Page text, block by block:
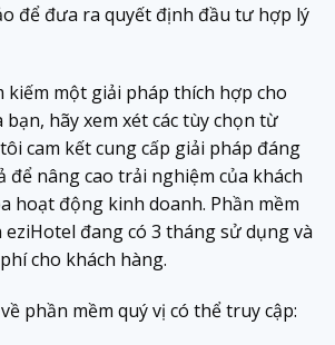
để đưa ra quyết định đầu tư hợp lý
kiếm một giải pháp thích hợp cho
hãy xem xét các tùy chọn từ
cam kết cung cấp giải pháp đáng
để nâng cao trải nghiệm của khách
hoạt động kinh doanh. Phần mềm
eziHotel đang có 3 tháng sử dụng và
cho khách hàng.
phần mềm quý vị có thể truy cập: